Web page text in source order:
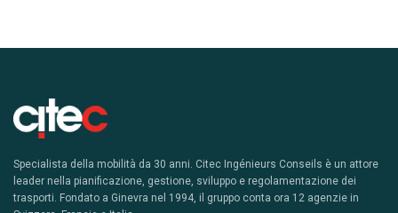
Specialista della mobilità da 30 anni. Citec Ingénieurs Conseils è un attore
leader nella pianificazione, gestione, sviluppo e regolamentazione dei
trasporti. Fondato a Ginevra nel 1994, il gruppo conta ora 12 agenzie in